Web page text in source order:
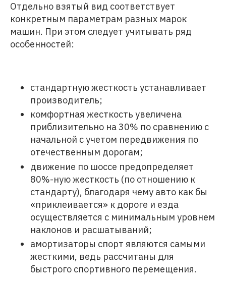
Отдельно взятый вид соответствует
конкретным параметрам разных марок
машин. При этом следует учитывать ряд
особенностей:
стандартную жесткость устанавливает
производитель;
комфортная жесткость увеличена
приблизительно на 30% по сравнению с
начальной с учетом передвижения по
отечественным дорогам;
движение по шоссе предопределяет
80%-ную жесткость (по отношению к
стандарту), благодаря чему авто как бы
«приклеивается» к дороге и езда
осуществляется с минимальным уровнем
наклонов и расшатываний;
амортизаторы спорт являются самыми
жесткими, ведь рассчитаны для
быстрого спортивного перемещения.